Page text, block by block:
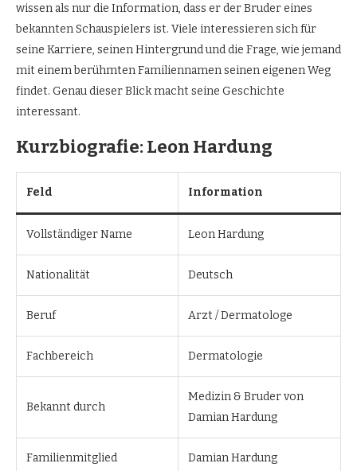
wissen als nur die Information, dass er der Bruder eines
bekannten Schauspielers ist. Viele interessieren sich für
seine Karriere, seinen Hintergrund und die Frage, wie jemand
mit einem berühmten Familiennamen seinen eigenen Weg
findet. Genau dieser Blick macht seine Geschichte
interessant.
Kurzbiografie: Leon Hardung
Feld Information
Vollständiger Name Leon Hardung
Nationalität Deutsch
Beruf Arzt / Dermatologe
Fachbereich Dermatologie
Bekannt durch
Medizin & Bruder von
Damian Hardung
Familienmitglied Damian Hardung